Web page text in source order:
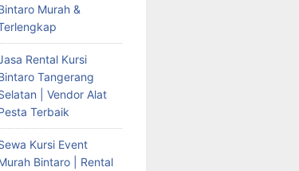
Murah &
Rental Kursi
Tangerang
| Vendor Alat
Terbaik
Kursi Event
Bintaro | Rental